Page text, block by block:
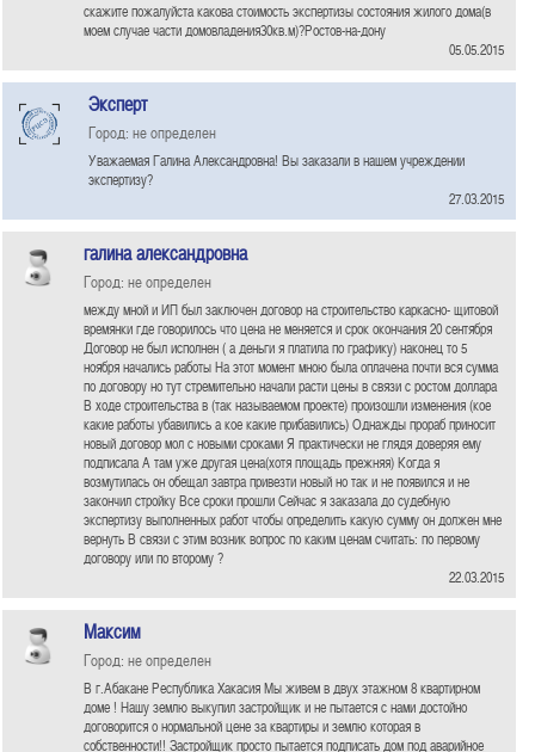
скажите пожалуйста какова стоимость экспертизы состояния жилого дома(в
моем случае части домовладения30кв.м)?Ростов-на-дону
05.05.2015
Эксперт
Город: не определен
Уважаемая Галина Александровна! Вы заказали в нашем учреждении
экспертизу?
27.03.2015
галина александровна
Город: не определен
между мной и ИП был заключен договор на строительство каркасно- щитовой
времянки где говорилось что цена не меняется и срок окончания 20 сентября
Договор не был исполнен ( а деньги я платила по графику) наконец то 5
ноября начались работы На этот момент мною была оплачена почти вся сумма
по договору но тут стремительно начали расти цены в связи с ростом доллара
В ходе строительства в (так называемом проекте) произошли изменения (кое
какие работы убавились а кое какие прибавились) Однажды прораб приносит
новый договор мол с новыми сроками Я практически не глядя доверяя ему
подписала А там уже другая цена(хотя площадь прежняя) Когда я
возмутилась он обещал завтра привезти новый но так и не появился и не
закончил стройку Все сроки прошли Сейчас я заказала до судебную
экспертизу выполненных работ чтобы определить какую сумму он должен мне
вернуть В связи с этим возник вопрос по каким ценам считать: по первому
договору или по второму ?
22.03.2015
Максим
Город: не определен
В г.Абакане Республика Хакасия Мы живем в двух этажном 8 квартирном
доме ! Нашу землю выкупил застройщик и не пытается с нами достойно
договорится о нормальной цене за квартиры и землю которая в
собственности!! Застройщик просто пытается подписать дом под аварийное